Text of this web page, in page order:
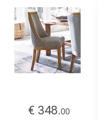
€ 348.00